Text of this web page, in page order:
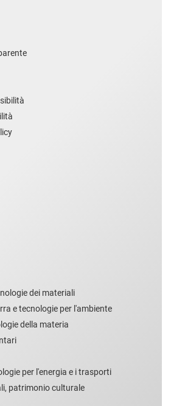
dei materiali
e tecnologie per l'ambiente
della materia
per l'energia e i trasporti
patrimonio culturale